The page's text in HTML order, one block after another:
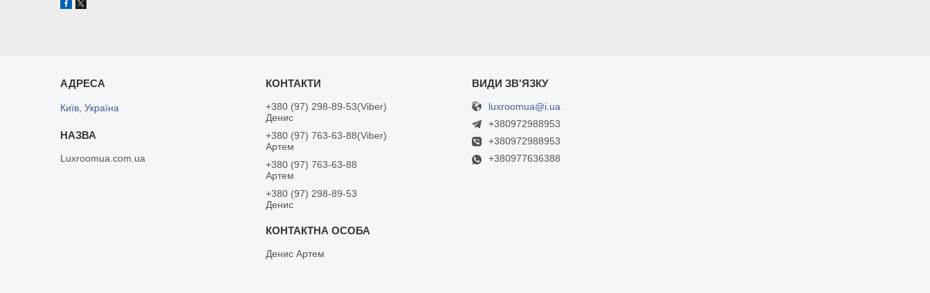
Київ, Україна
Luxroomua.com.ua
+380 (97) 298-89-53 Viber
Денис
+380 (97) 763-63-88 Viber
Артем
+380 (97) 763-63-88
Артем
+380 (97) 298-89-53
Денис
Денис Артем
luxroomua@i.ua
+380972988953
+380972988953
+380977636388